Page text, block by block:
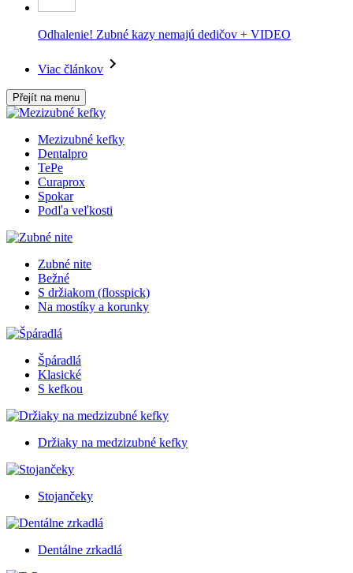
Odhalenie! Zubné kazy nemajú dedičov + VIDEO
Viac článkov
Přejít na menu
Mezizubné kefky
Dentalpro
TePe
Curaprox
Spokar
Podľa veľkosti
Zubné nite
Bežné
S držiakom (flosspick)
Na mostíky a korunky
Špáradlá
Klasické
S kefkou
Držiaky na medzizubné kefky
Stojančeky
Dentálne zrkadlá